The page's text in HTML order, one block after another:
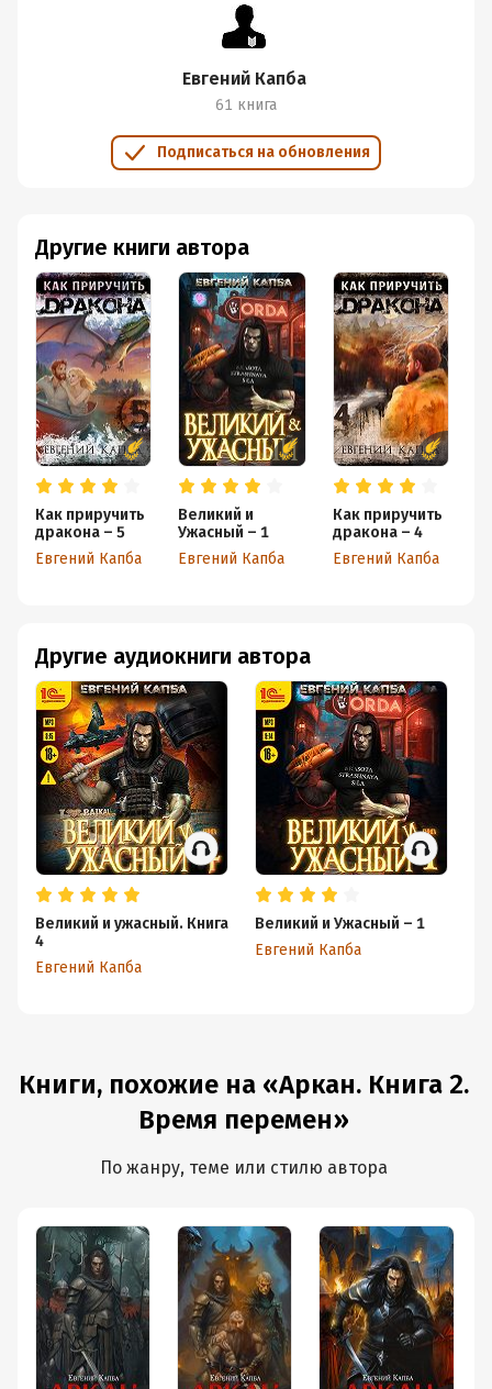
Евгений Капба
61 книга
Подписаться на обновления
Другие книги автора
Как приручить
дракона – 5
Евгений Капба
Великий и
Ужасный – 1
Евгений Капба
Как приручить
дракона – 4
Евгений Капба
Другие аудиокниги автора
Великий и ужасный. Книга
4
Евгений Капба
Великий и Ужасный – 1
Евгений Капба
Книги, похожие на «Аркан. Книга 2.
Время перемен»
По жанру, теме или стилю автора